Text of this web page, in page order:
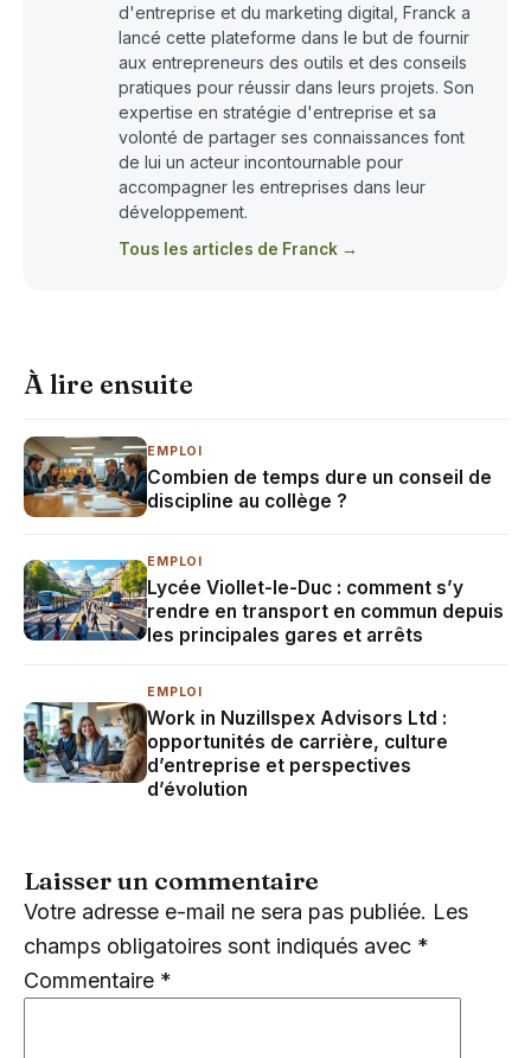
d'entreprise et du marketing digital, Franck a
lancé cette plateforme dans le but de fournir
aux entrepreneurs des outils et des conseils
pratiques pour réussir dans leurs projets. Son
expertise en stratégie d'entreprise et sa
volonté de partager ses connaissances font
de lui un acteur incontournable pour
accompagner les entreprises dans leur
développement.
Tous les articles de Franck →
À lire ensuite
EMPLOI
Combien de temps dure un conseil de
discipline au collège ?
EMPLOI
Lycée Viollet-le-Duc : comment s’y
rendre en transport en commun depuis
les principales gares et arrêts
EMPLOI
Work in Nuzillspex Advisors Ltd :
opportunités de carrière, culture
d’entreprise et perspectives
d’évolution
Laisser un commentaire
Votre adresse e-mail ne sera pas publiée. Les
champs obligatoires sont indiqués avec *
Commentaire *